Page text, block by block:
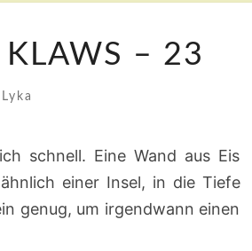
KLAWS – 23
Lyka
schnell. Eine Wand aus Eis
einer Insel, in die Tiefe
genug, um irgendwann einen